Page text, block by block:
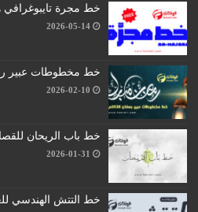
خط مجرة
2026-05-14
خط مخطوطات عبير
2026-02-10
خط باب الريحان
2026-01-31
خط التتش الهندسي